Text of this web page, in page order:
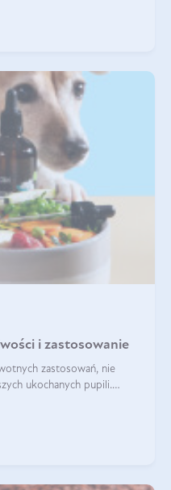
i zastosowanie
zastosowań, nie
ukochanych pupili.